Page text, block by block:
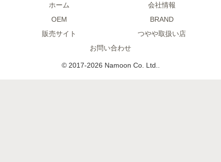
ホーム
会社情報
OEM
BRAND
販売サイト
つやや取扱い店
お問い合わせ
© 2017-2026 Namoon Co. Ltd..